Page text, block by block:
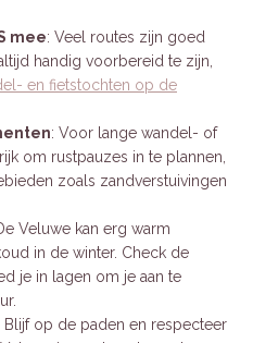
mee: Veel routes zijn goed
handig voorbereid te zijn,
en fietstochten op de
: Voor lange wandel- of
om rustpauzes in te plannen,
zoals zandverstuivingen
Veluwe kan erg warm
in de winter. Check de
je in lagen om je aan te
Blijf op de paden en respecteer